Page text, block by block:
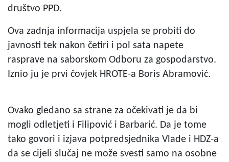
društvo PPD.
Ova zadnja informacija uspjela se probiti do
javnosti tek nakon četiri i pol sata napete
rasprave na saborskom Odboru za gospodarstvo.
Iznio ju je prvi čovjek HROTE-a Boris Abramović.
Ovako gledano sa strane za očekivati je da bi
mogli odletjeti i Filipović i Barbarić. Da je tome
tako govori i izjava potpredsjednika Vlade i HDZ-a
da se cijeli slučaj ne može svesti samo na osobne